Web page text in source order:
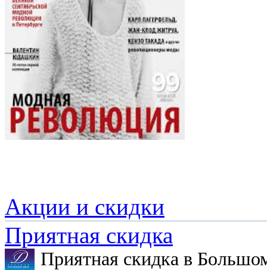
Акции и скидки
Приятная скидка
Приятная скидка в